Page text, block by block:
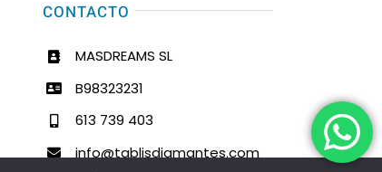
CONTACTO
MASDREAMS SL
B98323231
613 739 403
info@tablisdiamantes.com